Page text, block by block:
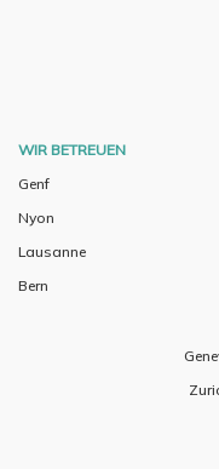
WIR BETREUEN
Genf
Nyon
Lausanne
Bern